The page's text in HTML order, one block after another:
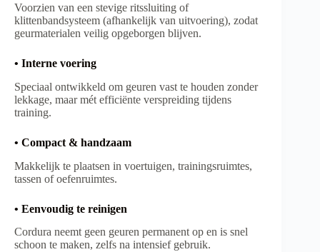
Voorzien van een stevige ritssluiting of
klittenbandsysteem (afhankelijk van uitvoering), zodat
geurmaterialen veilig opgeborgen blijven.
• Interne voering
Speciaal ontwikkeld om geuren vast te houden zonder
lekkage, maar mét efficiënte verspreiding tijdens
training.
• Compact & handzaam
Makkelijk te plaatsen in voertuigen, trainingsruimtes,
tassen of oefenruimtes.
• Eenvoudig te reinigen
Cordura neemt geen geuren permanent op en is snel
schoon te maken, zelfs na intensief gebruik.